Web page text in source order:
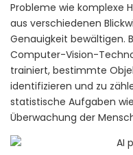
Probleme wie komplexe
aus verschiedenen
Genauigkeit bewältigen.
Computer-Vision-
trainiert, bestimmte
identifizieren und zu
statistische Aufgaben
Überwachung der